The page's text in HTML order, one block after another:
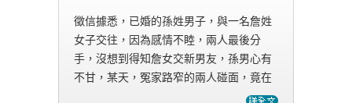
徵信據悉，已婚的孫姓男子，與一名詹姓
女子交往，因為感情不睦，兩人最後分
手，沒想到得知詹女交新男友，孫男心有
不甘，某天，冤家路窄的兩人碰面，竟在
大街上大打出手。事後，魏男越想越生